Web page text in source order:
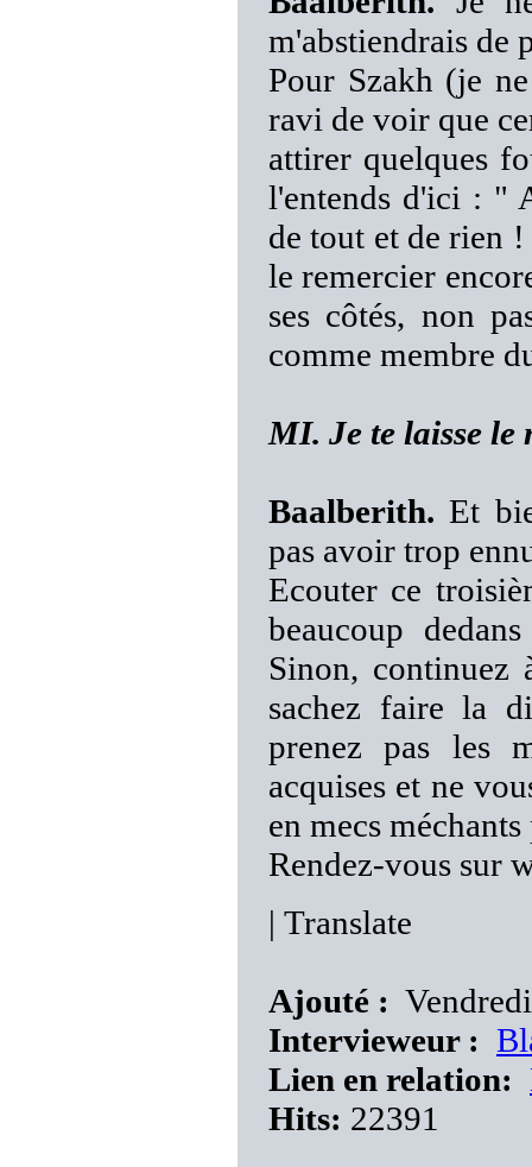
m'abstiendrais de
Pour Szakh (je
ravi de voir que
attirer quelques
l'entends d'ici : "
de tout et de rien
le remercier
ses côtés, non
comme membre
MI. Je te laisse le
Baalberith. Et
pas avoir trop
Ecouter ce
beaucoup
Sinon, continuez
sachez faire la
prenez pas les
acquises et ne
en mecs
Rendez-vous sur
| Translate
Ajouté :
Intervieweur :
Lien en relation:
Hits: 22391